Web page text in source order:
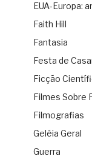
EUA-Europa:
Faith Hill
Fantasia
Festa de
Ficção
Filmes Sobre
Filmografias
Geléia Geral
Guerra